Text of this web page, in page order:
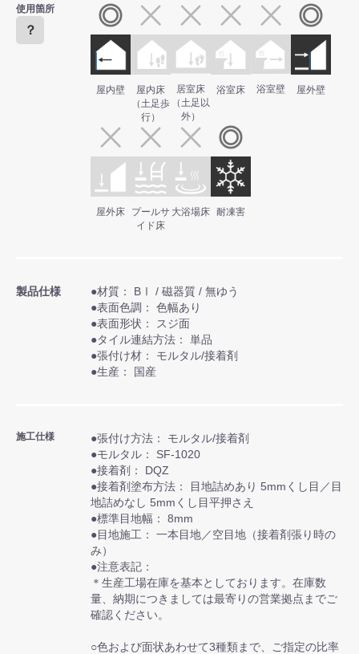
使用箇所
？
屋内壁
屋内床
（土足歩
行）
居室床
（土足以
外）
浴室床 浴室壁 屋外壁
屋外床
プールサ
イド床
大浴場床 耐凍害
製品仕様
●材質： BⅠ / 磁器質 / 無ゆう
●表面色調： 色幅あり
●表面形状： スジ面
●タイル連結方法： 単品
●張付け材： モルタル/接着剤
●生産： 国産
施工仕様
●張付け方法： モルタル/接着剤
●モルタル： SF-1020
●接着剤： DQZ
●接着剤塗布方法： 目地詰めあり 5mmくし目／目
地詰めなし 5mmくし目平押さえ
●標準目地幅： 8mm
●目地施工： 一本目地／空目地（接着剤張り時の
み）
●注意表記：
＊生産工場在庫を基本としております。在庫数
量、納期につきましては最寄りの営業拠点までご
確認ください。
○色および面状あわせて3種類まで、ご指定の比率